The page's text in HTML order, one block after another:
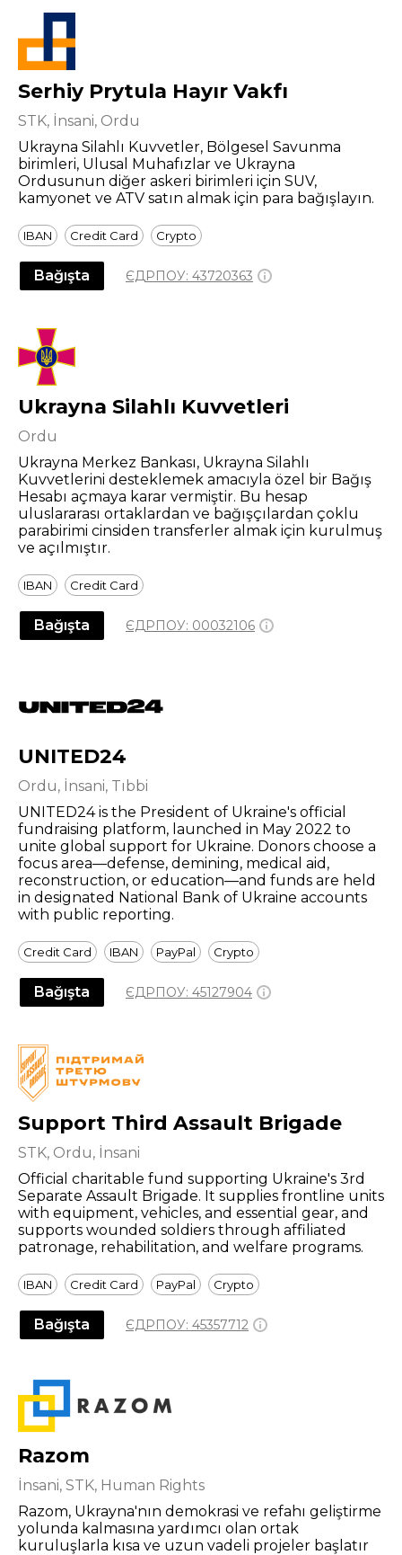
Serhiy Prytula Hayır Vakfı
STK, İnsani, Ordu
Ukrayna Silahlı Kuvvetler, Bölgesel Savunma
birimleri, Ulusal Muhafızlar ve Ukrayna
Ordusunun diğer askeri birimleri için SUV,
kamyonet ve ATV satın almak için para bağışlayın.
IBAN Credit Card Crypto
Bağışta ЄДРПОУ: 43720363
Ukrayna Silahlı Kuvvetleri
Ordu
Ukrayna Merkez Bankası, Ukrayna Silahlı
Kuvvetlerini desteklemek amacıyla özel bir Bağış
Hesabı açmaya karar vermiştir. Bu hesap
uluslararası ortaklardan ve bağışçılardan çoklu
parabirimi cinsiden transferler almak için kurulmuş
ve açılmıştır.
IBAN Credit Card
Bağışta ЄДРПОУ: 00032106
UNITED24
Ordu, İnsani, Tıbbi
UNITED24 is the President of Ukraine's official
fundraising platform, launched in May 2022 to
unite global support for Ukraine. Donors choose a
focus area—defense, demining, medical aid,
reconstruction, or education—and funds are held
in designated National Bank of Ukraine accounts
with public reporting.
Credit Card IBAN PayPal Crypto
Bağışta ЄДРПОУ: 45127904
Support Third Assault Brigade
STK, Ordu, İnsani
Official charitable fund supporting Ukraine's 3rd
Separate Assault Brigade. It supplies frontline units
with equipment, vehicles, and essential gear, and
supports wounded soldiers through affiliated
patronage, rehabilitation, and welfare programs.
IBAN Credit Card PayPal Crypto
Bağışta ЄДРПОУ: 45357712
Razom
İnsani, STK, Human Rights
Razom, Ukrayna'nın demokrasi ve refahı geliştirme
yolunda kalmasına yardımcı olan ortak
kuruluşlarla kısa ve uzun vadeli projeler başlatır